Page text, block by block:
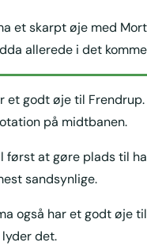
et skarpt øje med
allerede i det
godt øje til Frendrup.
på midtbanen.
først at gøre plads til
sandsynlige.
også har et godt øje
det.